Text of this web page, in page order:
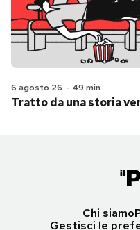
6 agosto 26 - 49 min
Tratto da una storia
Chi siamo
Gestisci le